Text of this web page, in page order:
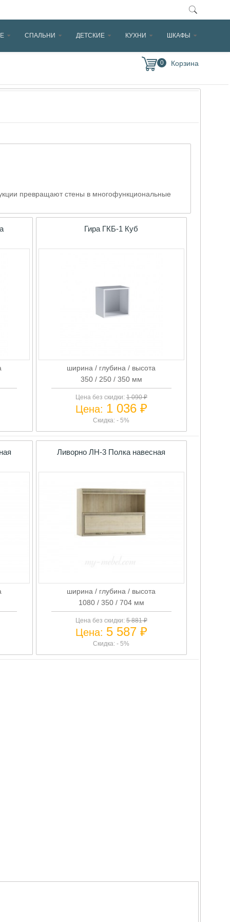
СПАЛЬНИ ДЕТСКИЕ КУХНИ ШКАФЫ
0
превращают стены в многофункциональные
Гира ГКБ-1 Куб
ширина / глубина / высота
350 / 250 / 350 мм
Цена без скидки:1 090 ₽
Цена: 1 036 ₽
Скидка: - 5%
Ливорно ЛН-3 Полка навесная
ширина / глубина / высота
1080 / 350 / 704 мм
Цена без скидки:5 881 ₽
Цена: 5 587 ₽
Скидка: - 5%